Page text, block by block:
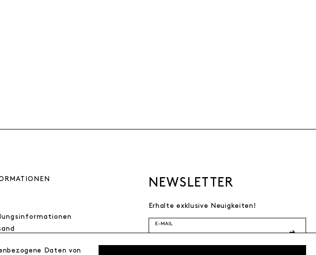
NEWSLETTER
Erhalte exklusive Neuigkeiten!
E-MAIL
Daten von